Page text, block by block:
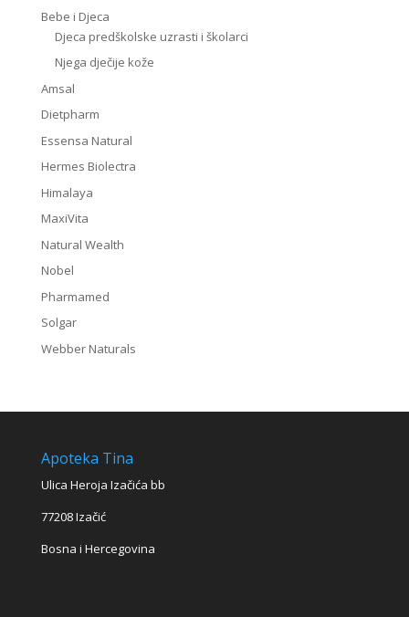
Bebe i Djeca
Djeca predškolske uzrasti i školarci
Njega dječije kože
Amsal
Dietpharm
Essensa Natural
Hermes Biolectra
Himalaya
MaxiVita
Natural Wealth
Nobel
Pharmamed
Solgar
Webber Naturals
Apoteka Tina
Ulica Heroja Izačića bb
77208 Izačić
Bosna i Hercegovina